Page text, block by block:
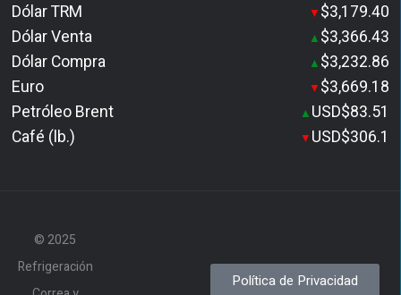
Dólar TRM ▼ $3,179.40
Dólar Venta
▲ $3,366.43
Dólar Compra
▲ $3,232.86
Euro
▼ $3,669.18
Petróleo Brent
▲ USD$83.51
Café (lb.)
▼ USD$306.1
© 2025
Refrigeración
Política de Privacidad